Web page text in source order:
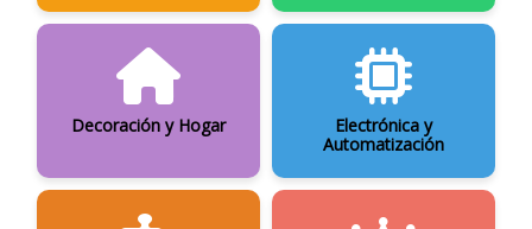
Decoración y Hogar
Electrónica y
Automatización